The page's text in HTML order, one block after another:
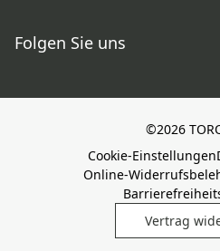
Folgen Sie uns
©2026
Cookie-Einstellungen
Online-
Vertrag